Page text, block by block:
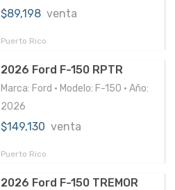
$89,198 venta
Puerto Rico
2026 Ford F-150 RPTR
Marca: Ford • Modelo: F-150 • Año:
2026
$149,130 venta
Puerto Rico
2026 Ford F-150 TREMOR